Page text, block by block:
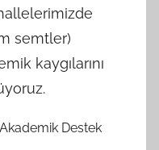
semtler)
kaygılarını
Destek